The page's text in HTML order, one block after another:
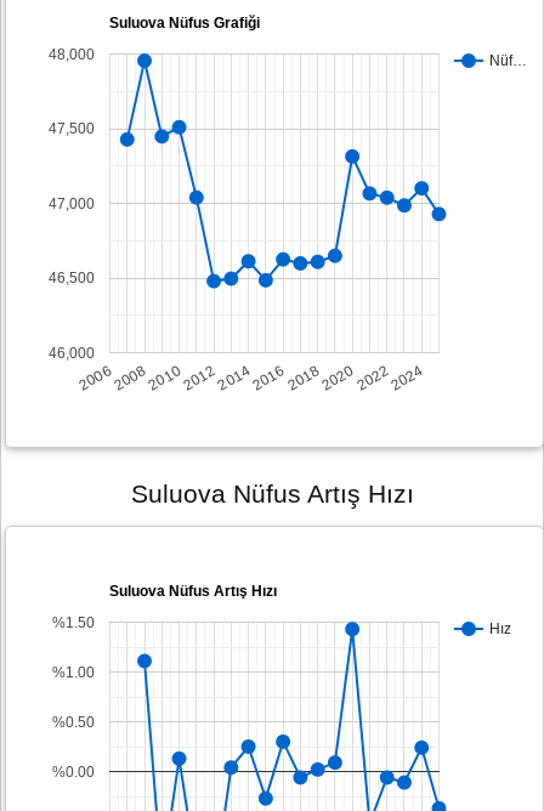
Suluova Nüfus Grafiği
Nüf…
2006200820102012201420162018202020222024
46,000
46,500
47,000
47,500
48,000
Suluova Nüfus Artış Hızı
Suluova Nüfus Artış Hızı
Hız
%0.00
%0.50
%1.00
%1.50